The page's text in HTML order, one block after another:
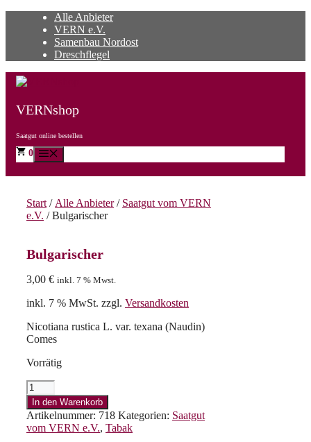
Alle Anbieter
VERN e.V.
Samenbau Nordost
Dreschflegel
VERNshop
Saatgut online bestellen
0
Start / Alle Anbieter/ Saatgut vom VERN
e.V. / Bulgarischer
Bulgarischer
3,00 € inkl. 7 % Mwst.
inkl. 7 % MwSt. zzgl. Versandkosten
Nicotiana rustica L. var. texana (Naudin)
Comes
Vorrätig
Bulgarischer
Menge
In den Warenkorb
Artikelnummer: 718 Kategorien: Saatgut
vom VERN e.V., Tabak